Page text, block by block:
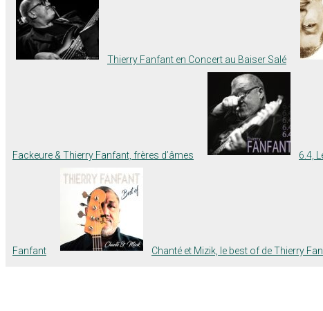
Thierry Fanfant en Concert au Baiser Salé
Fackeure & Thierry Fanfant, frères d’âmes 6.4,
Fanfant Chanté et Mizik, le best of de Thierry